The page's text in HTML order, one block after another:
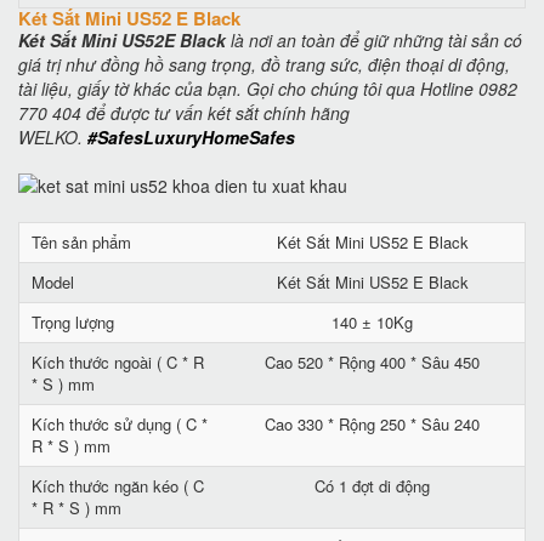
Két Sắt Mini US52 E Black
Két Sắt Mini US52E Blacklà nơi an toàn để giữ những tài sản có
giá trị như đồng hồ sang trọng, đồ trang sức, điện thoại di động,
tài liệu, giấy tờ khác của bạn. Gọi cho chúng tôi qua Hotline 0982
770 404 để được tư vấn két sắt chính hãng
WELKO. #SafesLuxuryHomeSafes
Tên sản phẩm
Két Sắt Mini US52 E Black
Model
Két Sắt Mini US52 E Black
Trọng lượng
140 ± 10Kg
Kích thước ngoài ( C * R
* S ) mm
Cao 520 * Rộng 400 * Sâu 450
Kích thước sử dụng ( C *
R * S ) mm
Cao 330 * Rộng 250 * Sâu 240
Kích thước ngăn kéo ( C
* R * S ) mm
Có 1 đợt di động